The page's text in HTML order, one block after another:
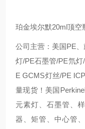
珀金埃尔默20ml顶空
公司主营：美国PE
灯/PE石墨管/PE氘
E GCMS灯丝/PE
量现货！美国
元素灯、石墨管、
器、矩管、中心管